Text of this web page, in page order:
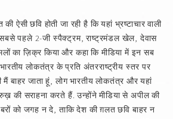
ऐसी छवि होती जा रही है कि यहां भ्रष्टाचार वाली
पहले 2-जी स्पैक्ट्रम, राष्ट्रमंडल खेल, देवास
का ज़िक्र किया और कहा कि मीडिया में इन सब
लोकतंत्र के प्रति अंतरराष्ट्रीय स्तर पर
बाहर जाता हूं, लोग भारतीय लोकतंत्र और यहां
की सराहना करते हैं. उन्होंने मीडिया से अपील की
को जगह न दे, ताकि देश की ग़लत छवि बाहर न